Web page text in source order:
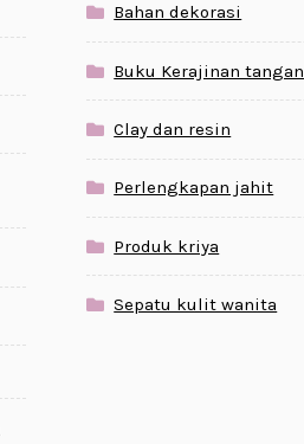
Bahan dekorasi
Buku Kerajinan tangan
Clay dan resin
Perlengkapan jahit
Produk kriya
Sepatu kulit wanita